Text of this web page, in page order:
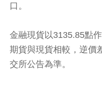
口。
金融現貨以3135.85點
期貨與現貨相較，逆價
交所公告為準。